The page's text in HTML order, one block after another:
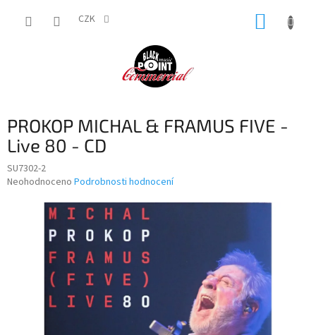
CZK
PROKOP MICHAL & FRAMUS FIVE -
Live 80 - CD
SU7302-2
Průměrné
hvězdiček.
Neohodnoceno Podrobnosti hodnocení